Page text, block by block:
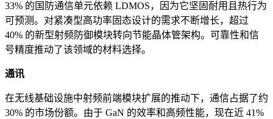
33% 的国防通信单元依赖 LDMOS，因为它坚固耐用且热行为
可预测。对紧凑型高功率固态设计的需求不断增长，超过
40% 的新型射频防御模块转向节能晶体管架构。可靠性和信
号精度推动了该领域的材料选择。
通讯
在无线基础设施中射频前端模块扩展的推动下，通信占据了约
30% 的市场份额。由于 GaN 的效率和高频性能，现在近 41%